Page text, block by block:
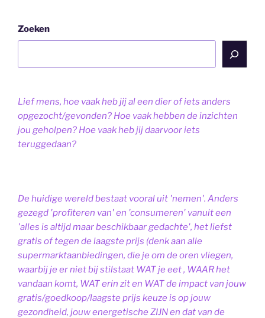
Zoeken
Lief mens, hoe vaak heb jij al een dier of iets anders
opgezocht/gevonden? Hoe vaak hebben de inzichten
jou geholpen? Hoe vaak heb jij daarvoor iets
teruggedaan?
De huidige wereld bestaat vooral uit 'nemen'. Anders
gezegd 'profiteren van' en 'consumeren' vanuit een
'alles is altijd maar beschikbaar gedachte', het liefst
gratis of tegen de laagste prijs (denk aan alle
supermarktaanbiedingen, die je om de oren vliegen,
waarbij je er niet bij stilstaat WAT je eet , WAAR het
vandaan komt, WAT erin zit en WAT de impact van jouw
gratis/goedkoop/laagste prijs keuze is op jouw
gezondheid, jouw energetische ZIJN en dat van de